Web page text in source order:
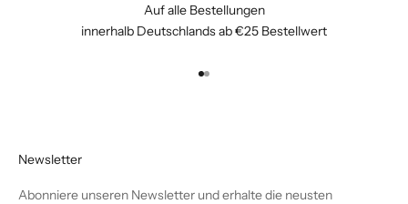
Auf alle Bestellungen
innerhalb Deutschlands ab €25 Bestellwert
Gehe zu Element 1
Gehe zu Element 2
Newsletter
Abonniere unseren Newsletter und erhalte die neusten